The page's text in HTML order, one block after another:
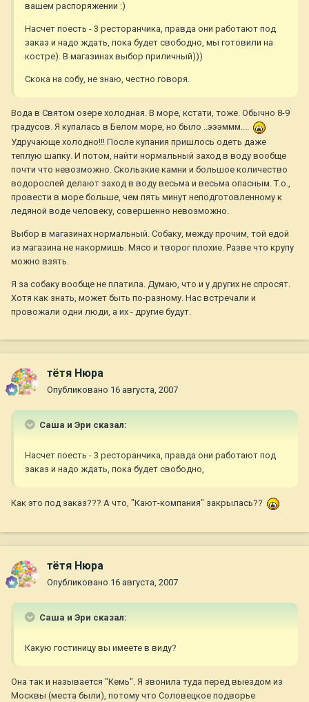
вашем распоряжении :)
Насчет поесть - 3 ресторанчика, правда они работают под
заказ и надо ждать, пока будет свободно, мы готовили на
костре). В магазинах выбор приличный)))
Скока на собу, не знаю, честно говоря.
Вода в Святом озере холодная. В море, кстати, тоже. Обычно 8-9
градусов. Я купалась в Белом море, но было ..эээммм....
Удручающе холодно!!! После купания пришлось одеть даже
теплую шапку. И потом, найти нормальный заход в воду вообще
почти что невозможно. Скользкие камни и большое количество
водорослей делают заход в воду весьма и весьма опасным. Т.о.,
провести в море больше, чем пять минут неподготовленному к
ледяной воде человеку, совершенно невозможно.
Выбор в магазинах нормальный. Собаку, между прочим, той едой
из магазина не накормишь. Мясо и творог плохие. Разве что крупу
можно взять.
Я за собаку вообще не платила. Думаю, что и у других не спросят.
Хотя как знать, может быть по-разному. Нас встречали и
провожали одни люди, а их - другие будут.
тётя Нюра
Опубликовано 16 августа, 2007
Саша и Эри сказал:
Насчет поесть - 3 ресторанчика, правда они работают под
заказ и надо ждать, пока будет свободно,
Как это под заказ??? А что, "Кают-компания" закрылась??
тётя Нюра
Опубликовано 16 августа, 2007
Саша и Эри сказал:
Какую гостиницу вы имеете в виду?
Она так и называется "Кемь". Я звонила туда перед выездом из
Москвы (места были), потому что Соловецкое подворье